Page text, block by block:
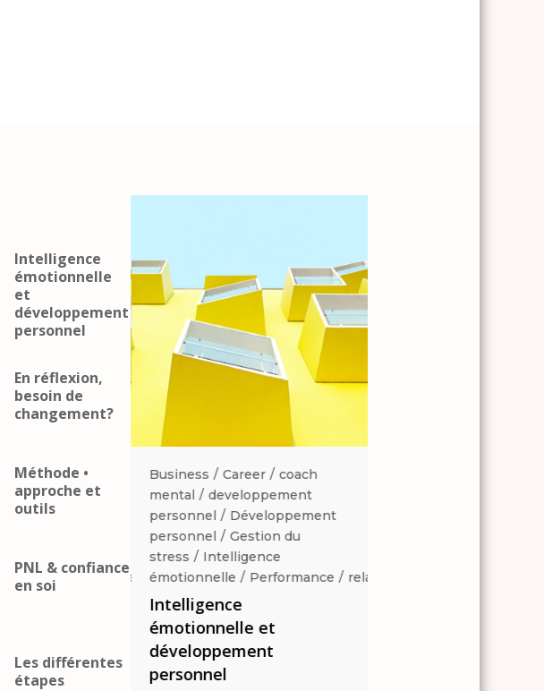
Intelligence
émotionnelle
et
développement
personnel
En réflexion,
besoin de
changement?
Méthode •
approche et
outils
PNL & confiance
en soi
Les différentes
étapes
coach
du
Performance relaxation
et
Business Career
coach
mental
developpement
personnel
Développement
personnel
Gestion du
stress
Intelligence
émotionnelle
Performance relaxation
Intelligence
émotionnelle et
développement
personnel